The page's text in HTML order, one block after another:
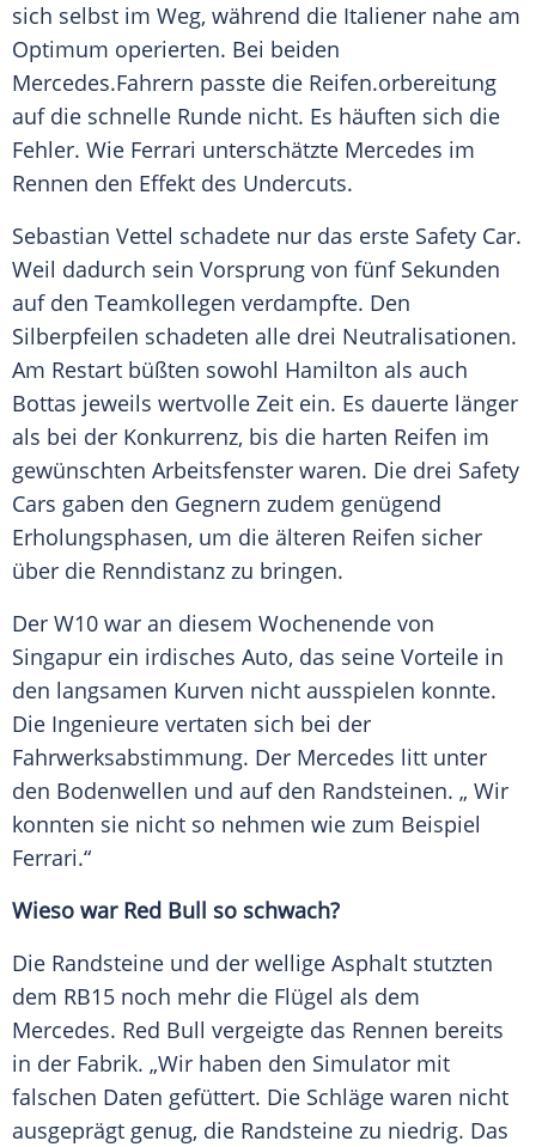
sich selbst im Weg, während die Italiener nahe am
Optimum operierten. Bei beiden
Mercedes.Fahrern passte die Reifen.orbereitung
auf die schnelle Runde nicht. Es häuften sich die
Fehler. Wie Ferrari unterschätzte Mercedes im
Rennen den Effekt des Undercuts.
Sebastian Vettel schadete nur das erste Safety Car.
Weil dadurch sein Vorsprung von fünf Sekunden
auf den Teamkollegen verdampfte. Den
Silberpfeilen schadeten alle drei Neutralisationen.
Am Restart büßten sowohl Hamilton als auch
Bottas jeweils wertvolle Zeit ein. Es dauerte länger
als bei der Konkurrenz, bis die harten Reifen im
gewünschten Arbeitsfenster waren. Die drei Safety
Cars gaben den Gegnern zudem genügend
Erholungsphasen, um die älteren Reifen sicher
über die Renndistanz zu bringen.
Der W10 war an diesem Wochenende von
Singapur ein irdisches Auto, das seine Vorteile in
den langsamen Kurven nicht ausspielen konnte.
Die Ingenieure vertaten sich bei der
Fahrwerksabstimmung. Der Mercedes litt unter
den Bodenwellen und auf den Randsteinen. „ Wir
konnten sie nicht so nehmen wie zum Beispiel
Ferrari.“
Wieso war Red Bull so schwach?
Die Randsteine und der wellige Asphalt stutzten
dem RB15 noch mehr die Flügel als dem
Mercedes. Red Bull vergeigte das Rennen bereits
in der Fabrik. „Wir haben den Simulator mit
falschen Daten gefüttert. Die Schläge waren nicht
ausgeprägt genug, die Randsteine zu niedrig. Das